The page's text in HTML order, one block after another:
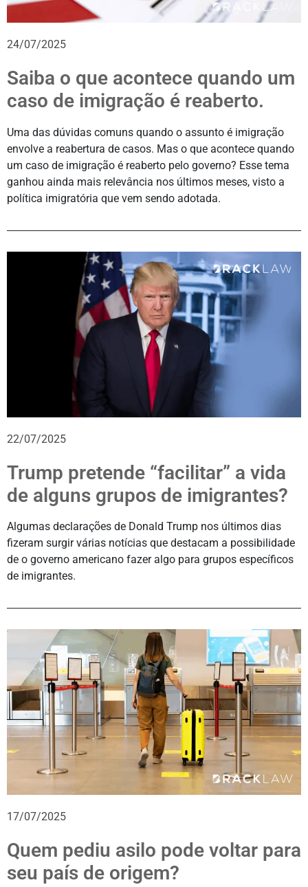
24/07/2025
Saiba o que acontece quando um
caso de imigração é reaberto.
Uma das dúvidas comuns quando o assunto é imigração
envolve a reabertura de casos. Mas o que acontece quando
um caso de imigração é reaberto pelo governo? Esse tema
ganhou ainda mais relevância nos últimos meses, visto a
política imigratória que vem sendo adotada.
22/07/2025
Trump pretende “facilitar” a vida
de alguns grupos de imigrantes?
Algumas declarações de Donald Trump nos últimos dias
fizeram surgir várias notícias que destacam a possibilidade
de o governo americano fazer algo para grupos específicos
de imigrantes.
17/07/2025
Quem pediu asilo pode voltar para
seu país de origem?